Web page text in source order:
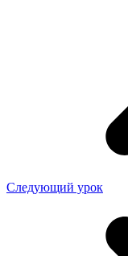
Следующий урок